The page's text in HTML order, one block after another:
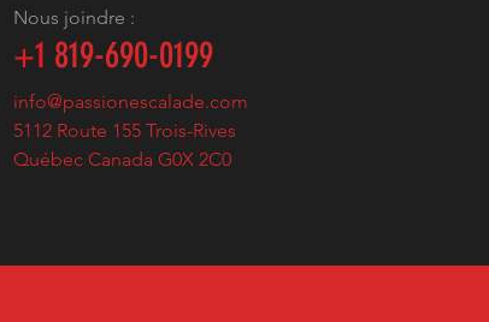
Nous joindre :
+1 819-690-0199
info@passionescalade.com
5112 Route 155 Trois-Rives
Québec Canada G0X 2C0